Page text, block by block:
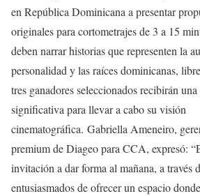
en República Dominicana a presentar
originales para cortometrajes de 3 a 15
deben narrar historias que representen la
personalidad y las raíces dominicanas,
tres ganadores seleccionados recibirán
significativa para llevar a cabo su visión
cinematográfica. Gabriella Ameneiro,
premium de Diageo para CCA, expresó:
invitación a dar forma al mañana, a través
entusiasmados de ofrecer un espacio